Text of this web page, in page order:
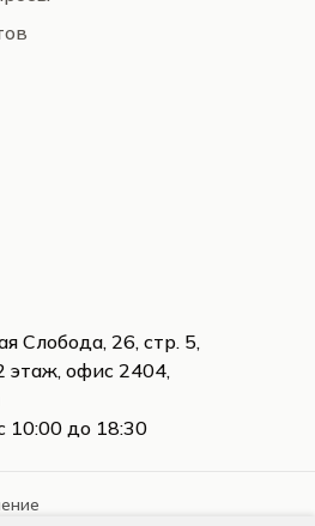
Слобода, 26, стр. 5,
этаж, офис 2404,
10:00 до 18:30